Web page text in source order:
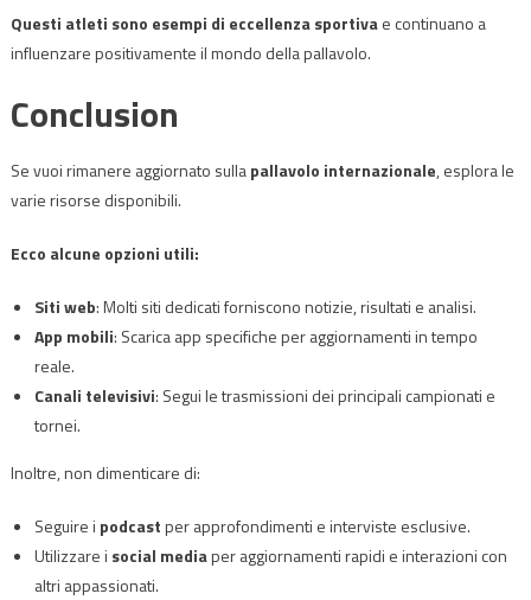
Questi atleti sono esempi di eccellenza sportivae continuano a
influenzare positivamente il mondo della pallavolo.
Conclusion
Se vuoi rimanere aggiornato sullapallavolo internazionale, esplora le
varie risorse disponibili.
Ecco alcune opzioni utili:
Siti web: Molti siti dedicati forniscono notizie, risultati e analisi.
App mobili: Scarica app specifiche per aggiornamenti in tempo
reale.
Canali televisivi: Segui le trasmissioni dei principali campionati e
tornei.
Inoltre, non dimenticare di:
Seguire i podcastper approfondimenti e interviste esclusive.
Utilizzare i social mediaper aggiornamenti rapidi e interazioni con
altri appassionati.